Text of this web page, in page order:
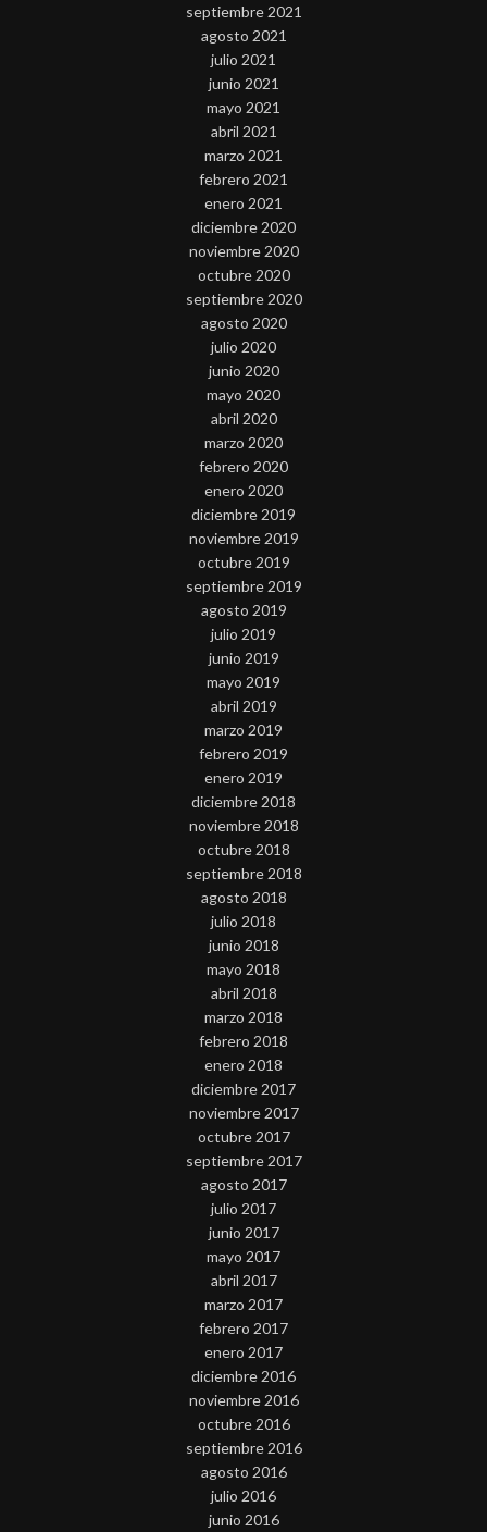
septiembre 2021
agosto 2021
julio 2021
junio 2021
mayo 2021
abril 2021
marzo 2021
febrero 2021
enero 2021
diciembre 2020
noviembre 2020
octubre 2020
septiembre 2020
agosto 2020
julio 2020
junio 2020
mayo 2020
abril 2020
marzo 2020
febrero 2020
enero 2020
diciembre 2019
noviembre 2019
octubre 2019
septiembre 2019
agosto 2019
julio 2019
junio 2019
mayo 2019
abril 2019
marzo 2019
febrero 2019
enero 2019
diciembre 2018
noviembre 2018
octubre 2018
septiembre 2018
agosto 2018
julio 2018
junio 2018
mayo 2018
abril 2018
marzo 2018
febrero 2018
enero 2018
diciembre 2017
noviembre 2017
octubre 2017
septiembre 2017
agosto 2017
julio 2017
junio 2017
mayo 2017
abril 2017
marzo 2017
febrero 2017
enero 2017
diciembre 2016
noviembre 2016
octubre 2016
septiembre 2016
agosto 2016
julio 2016
junio 2016